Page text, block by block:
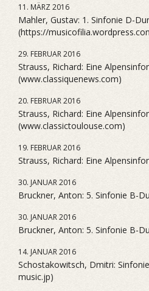
11. MÄRZ 2016
Mahler, Gustav: 1. Sinfonie D-Dur
(https://
29. FEBRUAR 2016
Strauss, Richard: Eine
(www.classiquenews.com)
20. FEBRUAR 2016
Strauss, Richard: Eine
(www.classictoulouse.com)
19. FEBRUAR 2016
Strauss, Richard: Eine
30. JANUAR 2016
Bruckner, Anton: 5. Sinfonie B-
30. JANUAR 2016
Bruckner, Anton: 5. Sinfonie B-
14. JANUAR 2016
Schostakowitsch, Dmitri:
music.jp)